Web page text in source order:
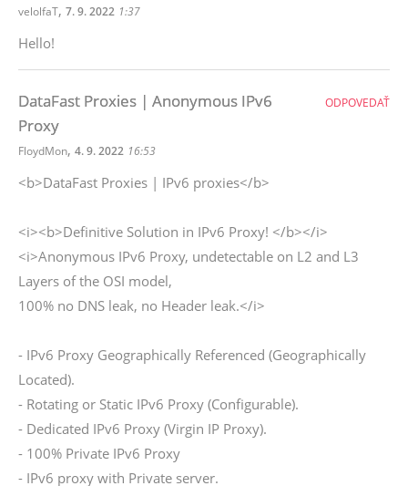
velolfaT, 7. 9. 2022 1:37
Hello!
DataFast Proxies | Anonymous IPv6
Proxy
FloydMon, 4. 9. 2022 16:53
<b>DataFast Proxies | IPv6 proxies</b>
<i><b>Definitive Solution in IPv6 Proxy! </b></i>
<i>Anonymous IPv6 Proxy, undetectable on L2 and L3
Layers of the OSI model,
100% no DNS leak, no Header leak.</i>
- IPv6 Proxy Geographically Referenced (Geographically
Located).
- Rotating or Static IPv6 Proxy (Configurable).
- Dedicated IPv6 Proxy (Virgin IP Proxy).
- 100% Private IPv6 Proxy
- IPv6 proxy with Private server.
ODPOVEDAŤ